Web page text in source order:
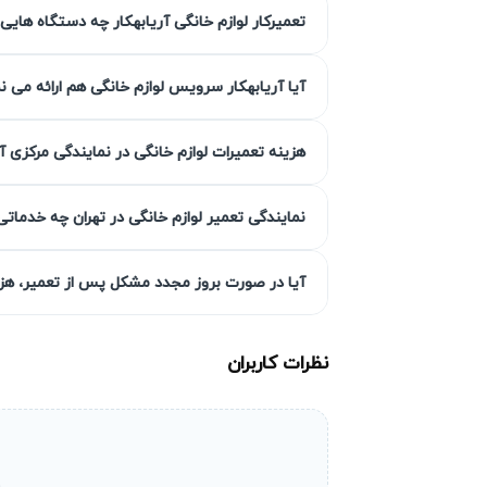
مزیت‌ آریابهکار برای تعمیر لوازم
تعمیرات بادوام و اصولی است. در صورت
انتخاب سطح کیفی قطعه به انتخاب
قطعات مشابه معتبر است. کارشناسان شرایط
تعمیرکار لوازم خانگی آریابهکار چه دستگاه
آیا آریابهکار سرویس لوازم خانگی هم ارائه می
هزینه تعمیرات لوازم خانگی در نمایندگی
نمایندگی تعمیر لوازم خانگی در تهران چه
آیا در صورت بروز مجدد مشکل پس از تعمیر،
نظرات کاربران